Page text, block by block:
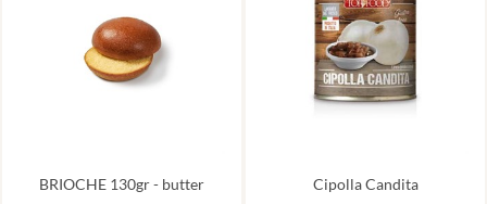
BRIOCHE 130gr - butter Cipolla Candita